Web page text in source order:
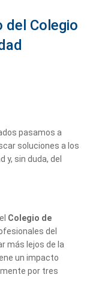
del Colegio
pasamos a
soluciones a los
sin duda, del
Colegio de
del
más lejos de la
un impacto
por tres